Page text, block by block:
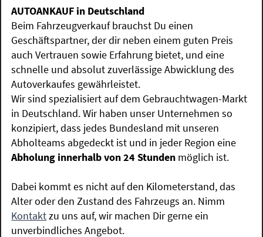
AUTOANKAUF in Deutschland
Beim Fahrzeugverkauf brauchst Du einen
Geschäftspartner, der dir neben einem guten Preis
auch Vertrauen sowie Erfahrung bietet, und eine
schnelle und absolut zuverlässige Abwicklung des
Autoverkaufes gewährleistet.
Wir sind spezialisiert auf dem Gebrauchtwagen-Markt
in Deutschland. Wir haben unser Unternehmen so
konzipiert, dass jedes Bundesland mit unseren
Abholteams abgedeckt ist und in jeder Region eine
Abholung innerhalb von 24 Stunden möglich ist.
Dabei kommt es nicht auf den Kilometerstand, das
Alter oder den Zustand des Fahrzeugs an. Nimm
Kontaktzu uns auf, wir machen Dir gerne ein
unverbindliches Angebot.